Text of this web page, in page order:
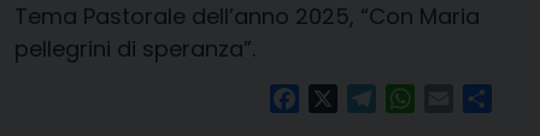
Tema Pastorale dell’anno 2025, “Con Maria
pellegrini di speranza”.
FacebookTelegramWhatsApp
Email